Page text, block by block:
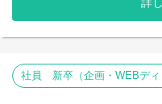
未経験の方も大歓迎。
道交法の講習や安全走行研
使用する自転車はスタイリッ
社員 新卒（企画・WEBディ